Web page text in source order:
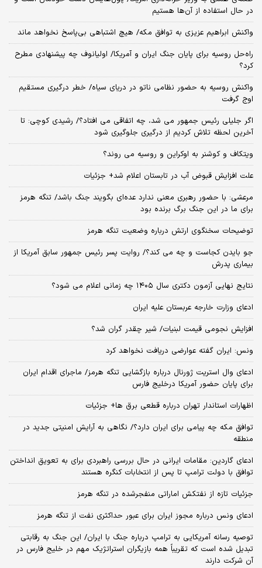
در حال استفاده از آن‌ها هستیم
واکنش ابراهیم عزیزی به توافق مکه/ هیچ اشتباهی بی‌پاسخ نخواهد ماند
راه‌حل روسیه برای پایان جنگ ایران و آمریکا/ اولیانوف چه پیشنهادی مطرح
کرد؟
واکنش روسیه به حضور نظامی ناتو در دریای سیاه/ خطر درگیری مستقیم
اوج گرفت
اگر جلیلی رئیس جمهور می شد، چه اتفاقی می افتاد؟/ رشیدی کوچی: تا
آخرین لحظه تلاش کردیم از درگیری جلوگیری شود
ویتکاف و کوشنر به اوکراین و روسیه می روند؟
علت افزایش قبوض آب در تابستان اعلام شد+ جزئیات
مرعشی: با حضور رهبری معنی ندارد عده‌ای بگویند جنگ باشد/ تنگه هرمز
برای ما در این جنگ برگ برنده بود
توضیحات سخنگوی ارتش درباره وضعیت تنگه هرمز
جو بایدن کجاست و چه می کند؟/ روایت پسر رئیس جمهور سابق آمریکا از
بیماری پدرش
نتایج نهایی آزمون دکتری سال ۱۴۰۵ چه زمانی اعلام می شود؟
ادعای وزارت خارجه عربستان علیه ایران
افزایش نجومی قیمت لبنیات/ شیر چقدر گران شد؟
ونس: ایران گفته عوارضی دریافت نخواهد کرد
ادعای وال استریت ژورنال درباره بازگشایی تنگه هرمز/ ماجرای اقدام ایران
برای پایان حضور آمریکا درخلیج فارس
اظهارات استاندار تهران درباره قطعی برق ها+ جزئیات
توافق مکه چه پیامی برای ایران دارد؟/ نگاهی به آرایش امنیتی جدید در
منطقه
ادعای گاردین: مقامات ایرانی در حال بررسی راهبردی برای به تعویق انداختن
توافق با دولت ترامپ تا پس از انتخابات کنگره هستند
جزئیات تازه از نفتکش اماراتی منفجرشده در تنگه هرمز
ادعای ونس درباره مجوز ایران برای عبور حداکثری نفت از تنگه هرمز
توصیه رسانه آمریکایی به ترامپ درباره جنگ با ایران/ این جنگ به رقابتی
تبدیل شده است که تقریباً همه بازیگران استراتژیک مهم در خلیج فارس در
آن شرکت دارند